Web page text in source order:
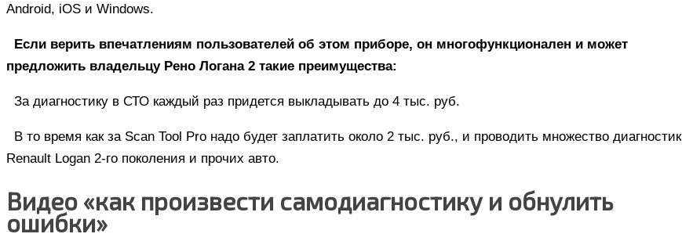
Android, iOS и Windows.
Если верить впечатлениям пользователей об этом приборе, он многофункционален и может
предложить владельцу Рено Логана 2 такие преимущества:
За диагностику в СТО каждый раз придется выкладывать до 4 тыс. руб.
В то время как за Scan Tool Pro надо будет заплатить около 2 тыс. руб., и проводить множество диагностик
Renault Logan 2-го поколения и прочих авто.
Видео «как произвести самодиагностику и обнулить
ошибки»